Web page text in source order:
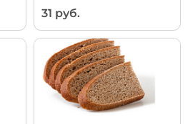
31 руб.